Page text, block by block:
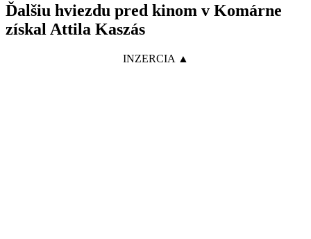
Ďalšiu hviezdu pred kinom v Komárne
získal Attila Kaszás
INZERCIA ▲